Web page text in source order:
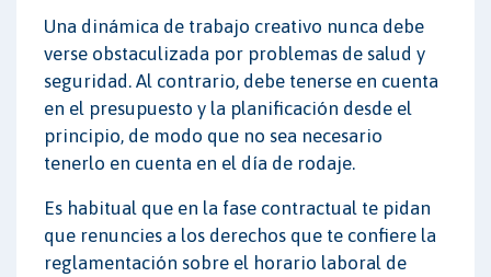
Una dinámica de trabajo creativo nunca debe
verse obstaculizada por problemas de salud y
seguridad. Al contrario, debe tenerse en cuenta
en el presupuesto y la planificación desde el
principio, de modo que no sea necesario
tenerlo en cuenta en el día de rodaje.
Es habitual que en la fase contractual te pidan
que renuncies a los derechos que te confiere la
reglamentación sobre el horario laboral de